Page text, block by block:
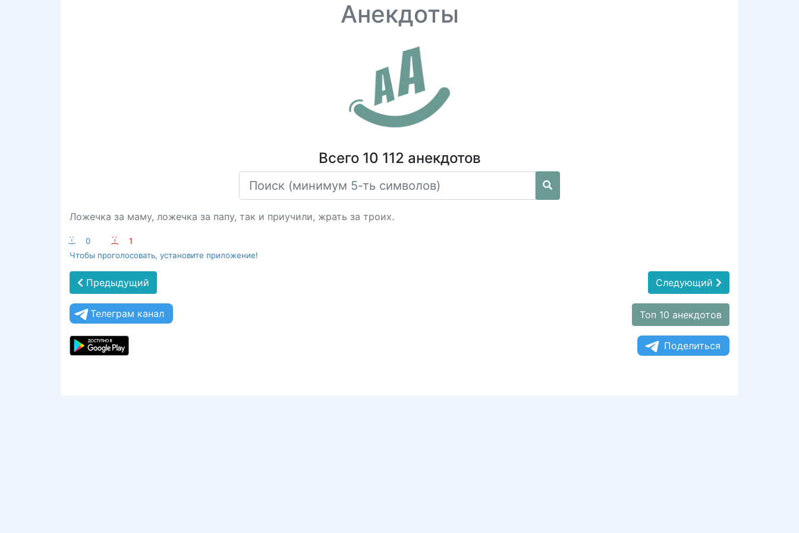
Анекдоты
Всего 10 112 анекдотов
Ложечка за маму, ложечка за папу, так и приучили, жрать за троих.
:-) 0 :-(
1
Чтобы проголосовать, установите приложение!
Предыдущий Следующий
Телеграм канал Топ 10 анекдотов
Поделиться